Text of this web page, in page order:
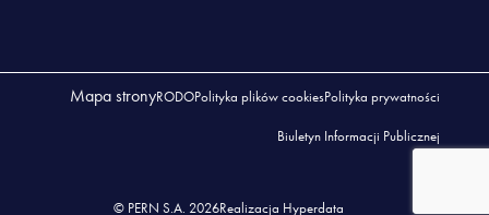
Mapa stronyRODOPolityka plików cookiesPolityka prywatności
Biuletyn Informacji Publicznej
© PERN S.A. 2026Realizacja Hyperdata